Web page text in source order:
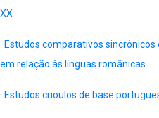
XX
· Estudos comparativos
em relação às línguas românicas
· Estudos crioulos de base